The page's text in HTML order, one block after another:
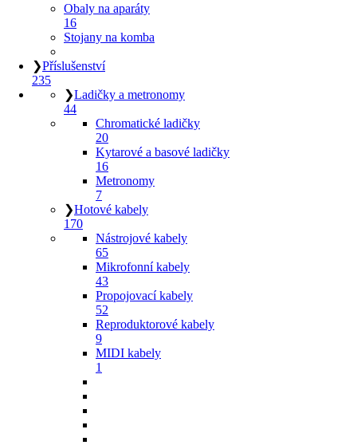
Obaly na aparáty
16
Stojany na komba
❯Příslušenství
235
❯Ladičky a metronomy
44
Chromatické ladičky
20
Kytarové a basové ladičky
16
Metronomy
7
❯Hotové kabely
170
Nástrojové kabely
65
Mikrofonní kabely
43
Propojovací kabely
52
Reproduktorové kabely
9
MIDI kabely
1